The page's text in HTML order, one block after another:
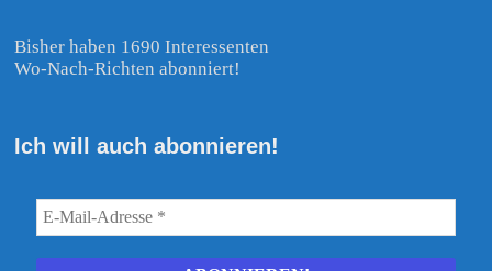
Bisher haben 1690 Interessenten
Wo-Nach-Richten abonniert!
Ich will auch abonnieren!